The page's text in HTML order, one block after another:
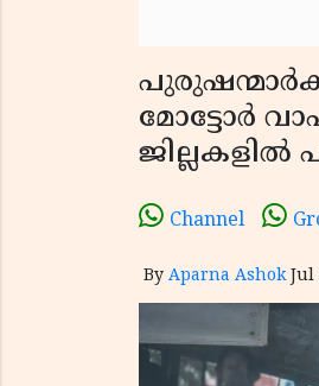
മോട്ടോർ
ജില്ലകളിൽ
Channel
By Aparna Ashok Jul